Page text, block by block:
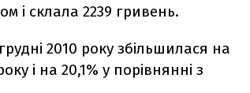
і склала 2239 гривень.
2010 року збільшилася на
і на 20,1% у порівнянні з